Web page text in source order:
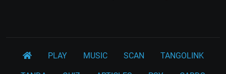
PLAY MUSIC SCAN TANGOLINK